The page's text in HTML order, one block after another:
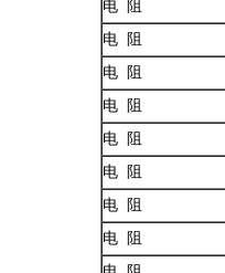
电 阻
电 阻
电 阻
电 阻
电 阻
电 阻
电 阻
电 阻